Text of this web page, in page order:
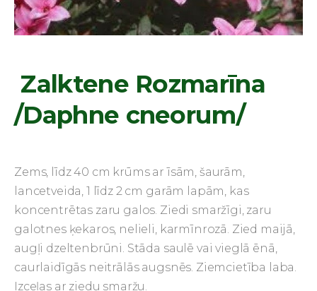
Zalktene Rozmarīna
/Daphne cneorum/
Zems, līdz 40 cm krūms ar īsām, šaurām,
lancetveida, 1 līdz 2 cm garām lapām, kas
koncentrētas zaru galos. Ziedi smaržīgi, zaru
galotnes ķekaros, nelieli, karmīnrozā. Zied maijā,
augļi dzeltenbrūni. Stāda saulē vai vieglā ēnā,
caurlaidīgās neitrālās augsnēs. Ziemcietība laba.
Izceļas ar ziedu smaržu.